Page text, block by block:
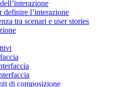
definire l’interazione
tra scenari e user stories
di composizione